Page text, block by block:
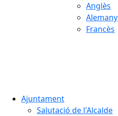
Anglès
Alemany
Francès
Ajuntament
Salutació de l'Alcalde